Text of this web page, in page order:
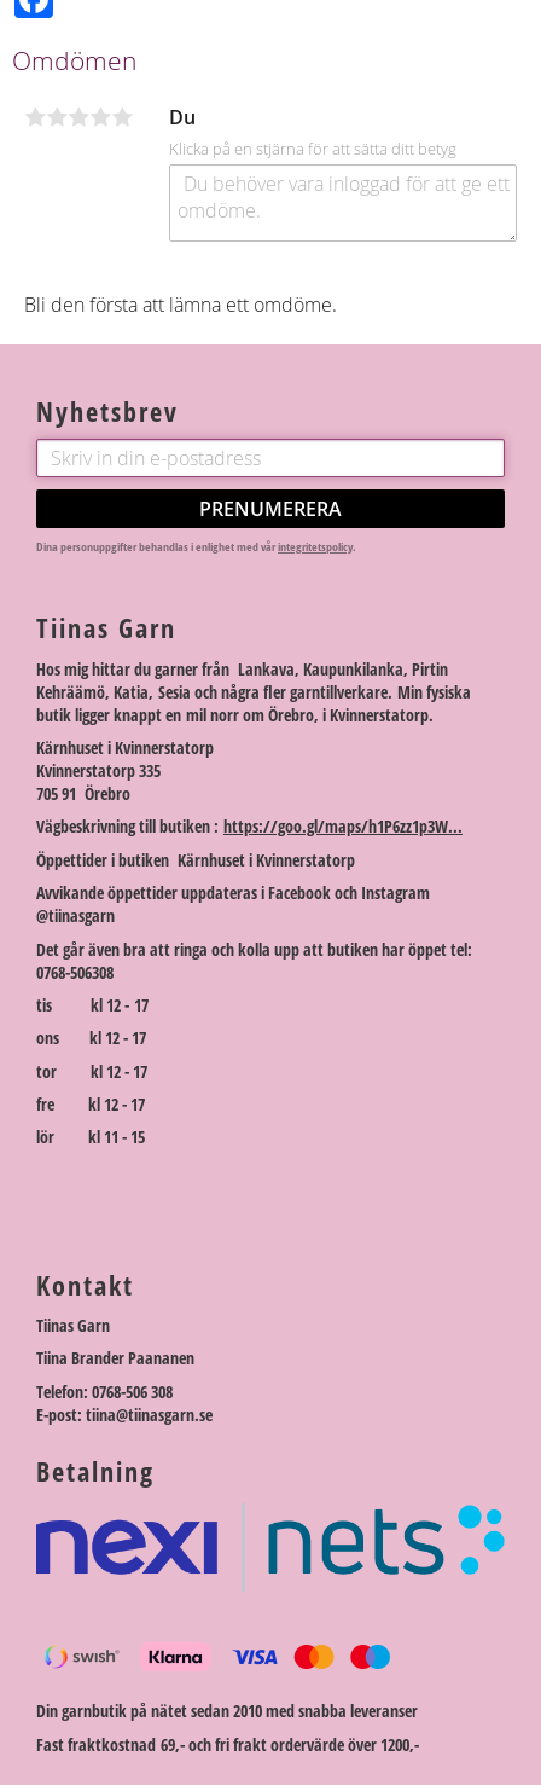
b
o
k
Omdömen
Du
Klicka på en stjärna för att sätta ditt betyg
Bli den första att lämna ett omdöme.
Nyhetsbrev
PRENUMERERA
Dina personuppgifter behandlas i enlighet med vårintegritetspolicy.
Tiinas Garn
Hos mig hittar du garner från Lankava, Kaupunkilanka, Pirtin
Kehräämö, Katia, Sesia och några fler garntillverkare. Min fysiska
butik ligger knappt en mil norr om Örebro, i Kvinnerstatorp.
Kärnhuset i Kvinnerstatorp
Kvinnerstatorp 335
705 91 Örebro
Vägbeskrivning till butiken : https://goo.gl/maps/h1P6zz1p3W...
Öppettider i butiken Kärnhuset i Kvinnerstatorp
Avvikande öppettider uppdateras i Facebook och Instagram
@tiinasgarn
Det går även bra att ringa och kolla upp att butiken har öppet tel:
0768-506308
tis kl 12 - 17
ons kl 12 - 17
tor kl 12 - 17
fre kl 12 - 17
lör kl 11 - 15
Kontakt
Tiinas Garn
Tiina Brander Paananen
Telefon: 0768-506 308
E-post: tiina@tiinasgarn.se
Betalning
Din garnbutik på nätet sedan 2010 med snabba leveranser
Fast fraktkostnad 69,- och fri frakt ordervärde över 1200,-